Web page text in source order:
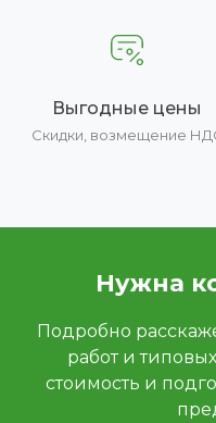
Выгодные цены
Скидки, возмещение
Нужна
Подробно
работ и
стоимость и